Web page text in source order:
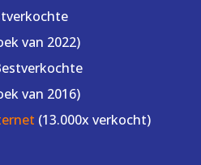
van 2022)
van 2016)
(13.000x verkocht)